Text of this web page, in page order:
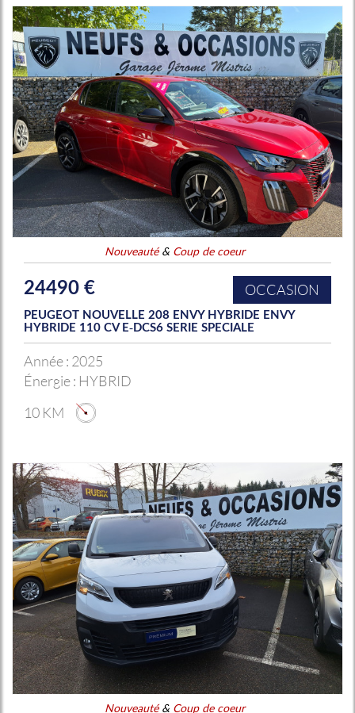
Nouveauté& Coup de coeur
24490 € OCCASION
PEUGEOT NOUVELLE 208 ENVY HYBRIDE ENVY
HYBRIDE 110 CV E-DCS6 SERIE SPECIALE
Année : 2025
Énergie : HYBRID
10 KM
Nouveauté& Coup de coeur